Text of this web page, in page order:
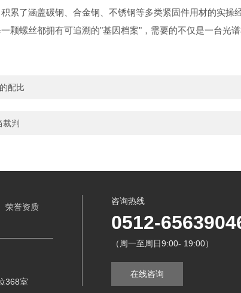
累了涵盖碳钢、合金钢、不锈钢等多类紧固件用材的实
颗螺丝都拥有可追溯的"基因档案"，需要的不仅是一台光
配比
判
荣誉资质
368室
咨询热线
0512-
（周一至周日9:00- 19:00）
在线咨询